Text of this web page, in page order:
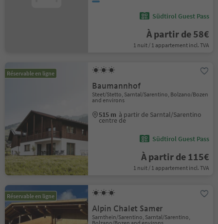
Südtirol Guest Pass
À partir de 58€
1 nuit / 1 appartement incl. TVA
Réservable en ligne
Baumannhof
Steet/Stetto, Sarntal/Sarentino, Bolzano/Bozen
and environs
515 m à partir de Sarntal/Sarentino
centre de
Südtirol Guest Pass
À partir de 115€
1 nuit / 1 appartement incl. TVA
Réservable en ligne
Alpin Chalet Samer
Sarnthein/Sarentino, Sarntal/Sarentino,